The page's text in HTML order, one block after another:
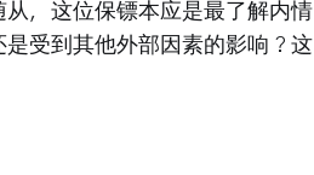
，这位保镖本应是最了解内情
受到其他外部因素的影响？这